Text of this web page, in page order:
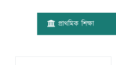
প্রাথমিক শিক্ষা